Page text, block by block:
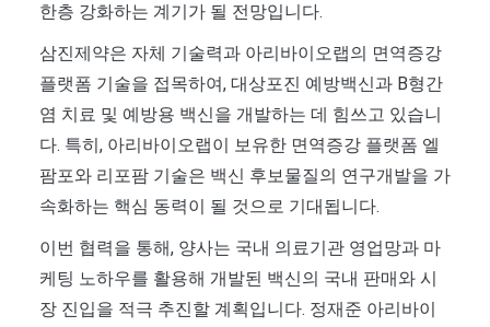
한층 강화하는 계기가 될 전망입니다.
삼진제약은 자체 기술력과 아리바이오랩의 면역증강
플랫폼 기술을 접목하여, 대상포진 예방백신과 B형간
염 치료 및 예방용 백신을 개발하는 데 힘쓰고 있습니
다. 특히, 아리바이오랩이 보유한 면역증강 플랫폼 엘
팜포와 리포팜 기술은 백신 후보물질의 연구개발을 가
속화하는 핵심 동력이 될 것으로 기대됩니다.
이번 협력을 통해, 양사는 국내 의료기관 영업망과 마
케팅 노하우를 활용해 개발된 백신의 국내 판매와 시
장 진입을 적극 추진할 계획입니다. 정재준 아리바이